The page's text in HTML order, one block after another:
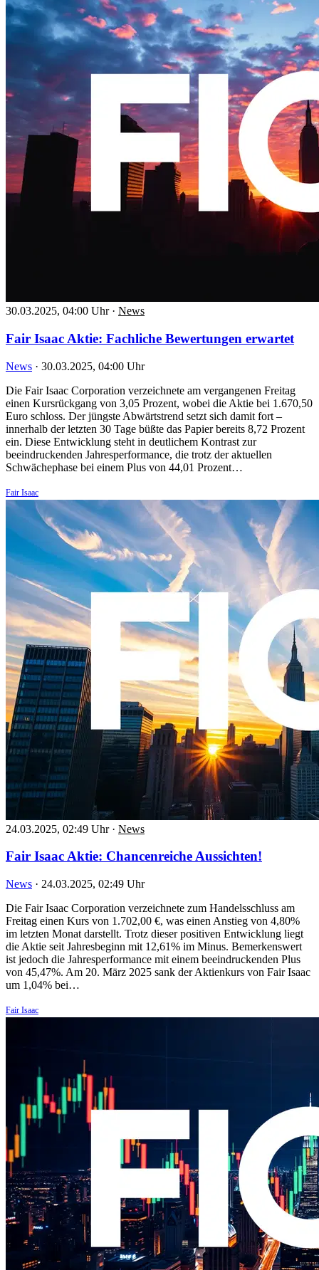
30.03.2025, 04:00 Uhr · News
Fair Isaac Aktie: Fachliche Bewertungen erwartet
News · 30.03.2025, 04:00 Uhr
Die Fair Isaac Corporation verzeichnete am vergangenen Freitag
einen Kursrückgang von 3,05 Prozent, wobei die Aktie bei 1.670,50
Euro schloss. Der jüngste Abwärtstrend setzt sich damit fort –
innerhalb der letzten 30 Tage büßte das Papier bereits 8,72 Prozent
ein. Diese Entwicklung steht in deutlichem Kontrast zur
beeindruckenden Jahresperformance, die trotz der aktuellen
Schwächephase bei einem Plus von 44,01 Prozent…
Fair Isaac
24.03.2025, 02:49 Uhr · News
Fair Isaac Aktie: Chancenreiche Aussichten!
News · 24.03.2025, 02:49 Uhr
Die Fair Isaac Corporation verzeichnete zum Handelsschluss am
Freitag einen Kurs von 1.702,00 €, was einen Anstieg von 4,80%
im letzten Monat darstellt. Trotz dieser positiven Entwicklung liegt
die Aktie seit Jahresbeginn mit 12,61% im Minus. Bemerkenswert
ist jedoch die Jahresperformance mit einem beeindruckenden Plus
von 45,47%. Am 20. März 2025 sank der Aktienkurs von Fair Isaac
um 1,04% bei…
Fair Isaac